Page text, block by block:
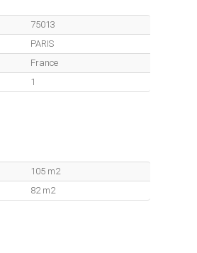
75013
PARIS
France
1
105 m2
82 m2